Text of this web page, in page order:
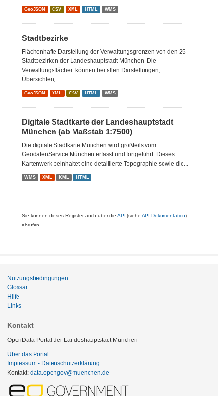
GeoJSON CSV XML HTML WMS
Stadtbezirke
Flächenhafte Darstellung der Verwaltungsgrenzen von den 25
Stadtbezirken der Landeshauptstadt München. Die
Verwaltungsflächen können bei allen Darstellungen,
Übersichten,...
GeoJSON XML CSV HTML WMS
Digitale Stadtkarte der Landeshauptstadt
München (ab Maßstab 1:7500)
Die digitale Stadtkarte München wird großteils vom
GeodatenService München erfasst und fortgeführt. Dieses
Kartenwerk beinhaltet eine detaillierte Topographie sowie die...
WMS XML KML HTML
Sie können dieses Register auch über die API (siehe API-Dokumentation)
abrufen.
Nutzungsbedingungen
Glossar
Hilfe
Links
Kontakt
OpenData-Portal der Landeshauptstadt München
Über das Portal
Impressum - Datenschutzerklärung
Kontakt: data.opengov@muenchen.de